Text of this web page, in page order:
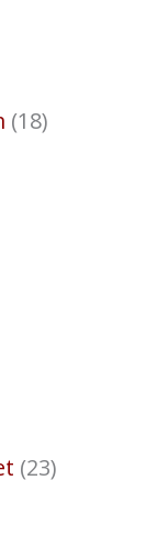
18
23